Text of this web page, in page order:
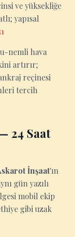
ve yüksekliğe
yapısal
nemli hava
artırır;
reçinesi
tercih
24 Saat
İnşaat'ın
gün yazılı
mobil ekip
gibi uzak